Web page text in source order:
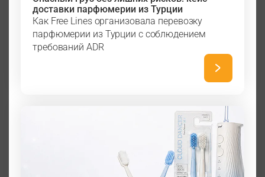
доставки парфюмерии из Турции
Как Free Lines организовала перевозку
парфюмерии из Турции с соблюдением
требований ADR